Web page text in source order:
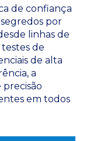
de confiança
por
linhas de
de
de alta
a
em todos